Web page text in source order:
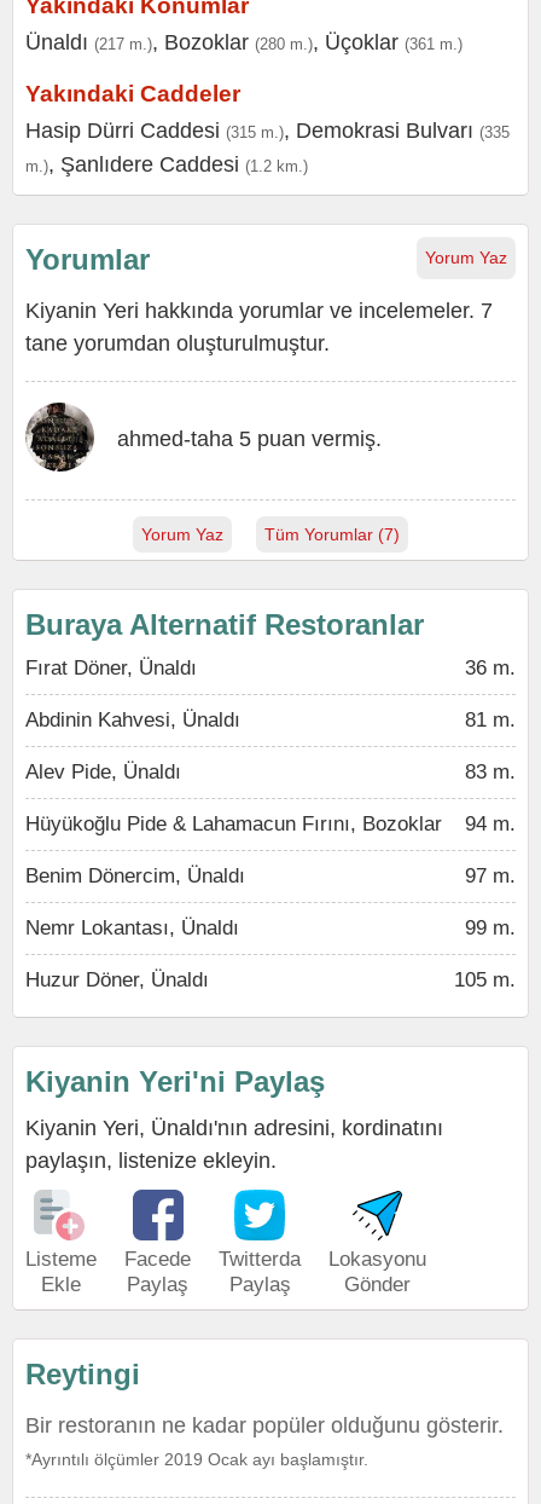
Yakındaki Konumlar
Ünaldı (217 m.), Bozoklar (280 m.), Üçoklar (361 m.)
Yakındaki Caddeler
Hasip Dürri Caddesi (315 m.), Demokrasi Bulvarı (335
m.), Şanlıdere Caddesi (1.2 km.)
Yorum Yaz
Yorumlar
Kiyanin Yeri hakkında yorumlar ve incelemeler. 7
tane yorumdan oluşturulmuştur.
ahmed-taha 5 puan vermiş.
Yorum Yaz Tüm Yorumlar (7)
Buraya Alternatif Restoranlar
Fırat Döner, Ünaldı 36 m.
Abdinin Kahvesi, Ünaldı 81 m.
Alev Pide, Ünaldı 83 m.
Hüyükoğlu Pide & Lahamacun Fırını, Bozoklar 94 m.
Benim Dönercim, Ünaldı 97 m.
Nemr Lokantası, Ünaldı 99 m.
Huzur Döner, Ünaldı 105 m.
Kiyanin Yeri'ni Paylaş
Kiyanin Yeri, Ünaldı'nın adresini, kordinatını
paylaşın, listenize ekleyin.
Listeme
Ekle
Facede
Paylaş
Twitterda
Paylaş
Lokasyonu
Gönder
Reytingi
Bir restoranın ne kadar popüler olduğunu gösterir.
*Ayrıntılı ölçümler 2019 Ocak ayı başlamıştır.